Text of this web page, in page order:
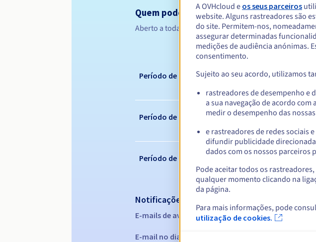
Quem pode registar um .schule?
Aberto a todas as pessoas singulares ou coletivas,
Regras de
Período de registo
Período de renovação
Período de redenção
Notificações automáticas:
E-mails de aviso: 60, 30, 15, 7 e 3 dias antes da data de
E-mail no dia da expiração
A OVHcloud e os seus parceiros
website. Alguns rastreadores são
do site. Permitem-nos,
assegurar determinadas
medições de audiência anónimas.
consentimento.
Sujeito ao seu acordo, utilizamos
rastreadores de desempenho e
a sua navegação de acordo
medir o desempenho das
e rastreadores de redes sociais
difundir publicidade
dados com os nossos parceiros
Pode aceitar todos os
qualquer momento clicando na
da página.
Para mais informações, pode
utilização de cookies.